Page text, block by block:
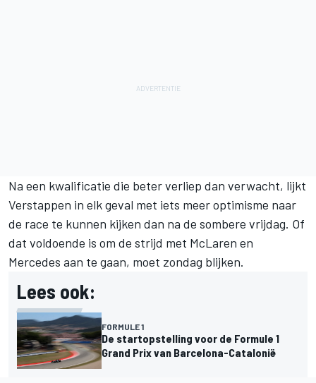
Na een kwalificatie die beter verliep dan verwacht, lijkt
Verstappen in elk geval met iets meer optimisme naar
de race te kunnen kijken dan na de sombere vrijdag. Of
dat voldoende is om de strijd met McLaren en
Mercedes aan te gaan, moet zondag blijken.
Lees ook:
FORMULE 1
De startopstelling voor de Formule 1
Grand Prix van Barcelona-Catalonië